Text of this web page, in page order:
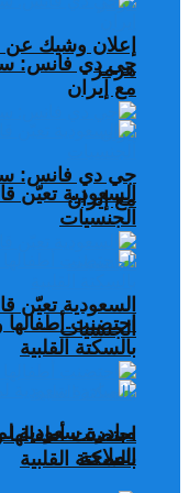
جي دي فانس:
مع إيران
السعودية تعيّن
الجنسيات
احتضنت
بالسكتة القلبية
مبادرة سعودية
الملاحة
هرمز
جي دي فانس:
مع إيران
السعودية تعيّن
الجنسيات
احتضنت أطفالها
بالسكتة القلبية